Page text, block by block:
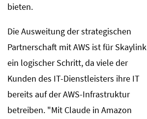
bieten.
Die Ausweitung der strategischen
Partnerschaft mit AWS ist für Skaylink
ein logischer Schritt, da viele der
Kunden des IT-Dienstleisters ihre IT
bereits auf der AWS-Infrastruktur
betreiben. "Mit Claude in Amazon